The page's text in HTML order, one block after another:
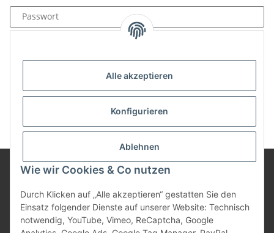
Alle akzeptieren
Konfigurieren
Ablehnen
Wie wir Cookies & Co nutzen
Durch Klicken auf „Alle akzeptieren“ gestatten Sie den
Einsatz folgender Dienste auf unserer Website: Technisch
notwendig, YouTube, Vimeo, ReCaptcha, Google
Passwort
Neu hier?Jetzt registrieren!
Informationen
Gesetzliche Informationen